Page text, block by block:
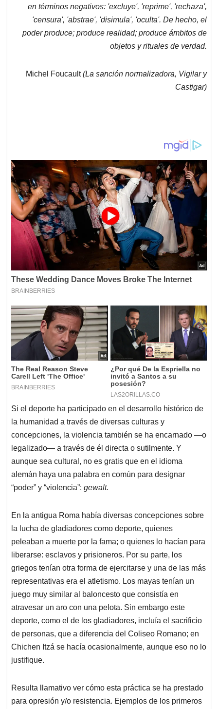
A
p
o
o
k
d
I
n
d
s
en términos negativos: 'excluye', 'reprime', 'rechaza',
'censura', 'abstrae', 'disimula', 'oculta'. De hecho, el
poder produce; produce realidad; produce ámbitos de
objetos y rituales de verdad.
Michel Foucault(La sanción normalizadora, Vigilar y
Castigar)
Si el deporte ha participado en el desarrollo histórico de
la humanidad a través de diversas culturas y
concepciones, la violencia también se ha encarnado —o
legalizado— a través de él directa o sutilmente. Y
aunque sea cultural, no es gratis que en el idioma
alemán haya una palabra en común para designar
“poder” y “violencia”: gewalt.
En la antigua Roma había diversas concepciones sobre
la lucha de gladiadores como deporte, quienes
peleaban a muerte por la fama; o quienes lo hacían para
liberarse: esclavos y prisioneros. Por su parte, los
griegos tenían otra forma de ejercitarse y una de las más
representativas era el atletismo. Los mayas tenían un
juego muy similar al baloncesto que consistía en
atravesar un aro con una pelota. Sin embargo este
deporte, como el de los gladiadores, incluía el sacrificio
de personas, que a diferencia del Coliseo Romano; en
Chichen Itzá se hacía ocasionalmente, aunque eso no lo
justifique.
Resulta llamativo ver cómo esta práctica se ha prestado
para opresión y/o resistencia. Ejemplos de los primeros